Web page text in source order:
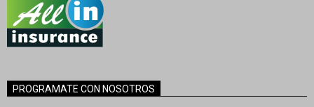
PROGRAMATE CON NOSOTROS